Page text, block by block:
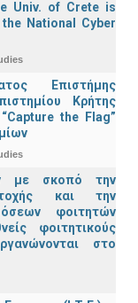
Univ. of Crete is
National Cyber
Επιστήμης
Κρήτης
the Flag”
με σκοπό την
και την
φοιτητών
φοιτητικούς
στο